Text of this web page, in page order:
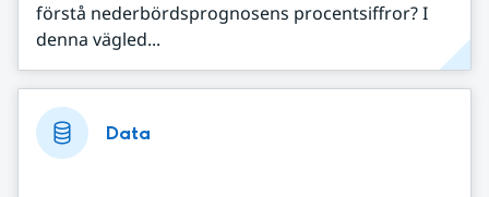
förstå nederbördsprognosens procentsiffror? I
denna vägled...
Data